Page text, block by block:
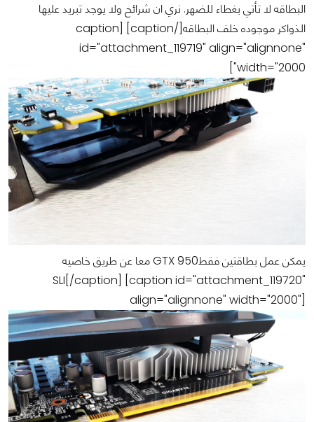
البطاقه لا تأتي بغطاء للضهر. نري ان شرائح ولا يوجد تبريد عليها
الذواكر موجوده خلف البطاقه[/caption] [caption
id="attachment_119719" align="alignnone"
width="2000"]
يمكن عمل بطاقتين فقطGTX 950 معا عن طريق خاصيه
SLI[/caption] [caption id="attachment_119720"
align="alignnone" width="2000"]